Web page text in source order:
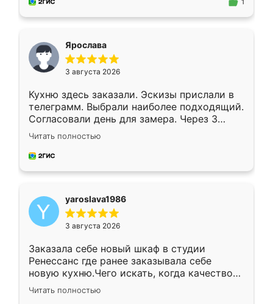
1
Ярослава
3 августа 2026
Кухню здесь заказали. Эскизы прислали в
телеграмм. Выбрали наиболее подходящий.
Согласовали день для замера. Через 3
недели кухня была уже готова. Остались
довольны работой. Спасибо Ренессанс
мебель за качественную работу!
Читать полностью
yaroslava1986
3 августа 2026
Заказала себе новый шкаф в студии
Ренессанс где ранее заказывала себе
новую кухню.Чего искать, когда качеством
вполне довольна. Служит кухня уже почти
два года, нареканий нет.
Читать полностью